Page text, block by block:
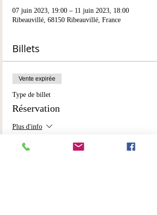
07 juin 2023, 19:00 – 11 juin 2023, 18:00
Ribeauvillé, 68150 Ribeauvillé, France
Billets
Vente expirée
Type de billet
Réservation
Plus d'info
Prix